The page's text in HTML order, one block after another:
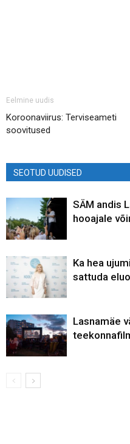
Eelmine uudis
Koroonaviirus: Terviseameti
soovitused
SEOTUD UUDISED
SÄM andis
hooajale
Ka hea
sattuda
Lasnamäe